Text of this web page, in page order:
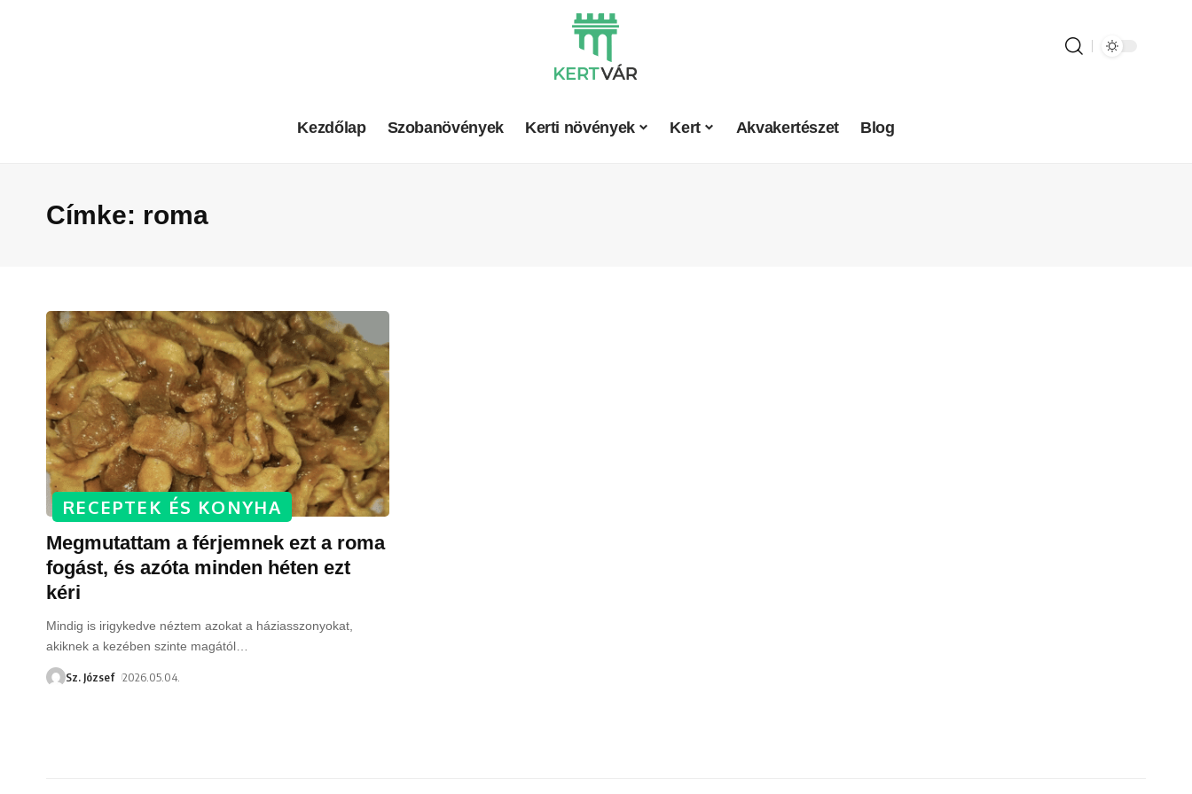
Kezdőlap Szobanövények Kerti növények Kert Akvakertészet Blog
Címke: roma
RECEPTEK ÉS KONYHA
Megmutattam a férjemnek ezt a roma
fogást, és azóta minden héten ezt
kéri
Mindig is irigykedve néztem azokat a háziasszonyokat,
akiknek a kezében szinte magától
Sz. József 2026.05.04.